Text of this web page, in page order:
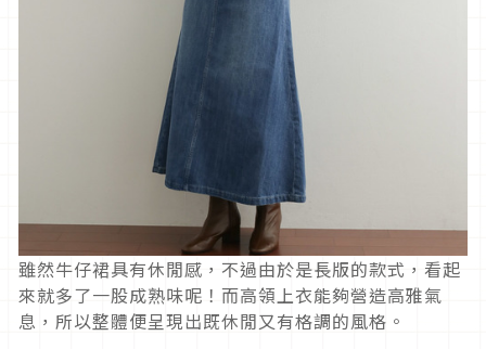
雖然牛仔裙具有休閒感，不過由於是長版的款式，看起
來就多了一股成熟味呢！而高領上衣能夠營造高雅氣
息，所以整體便呈現出既休閒又有格調的風格。